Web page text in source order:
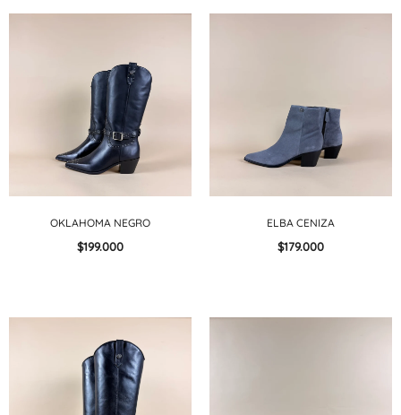
OKLAHOMA NEGRO
$199.000
ELBA CENIZA
$179.000